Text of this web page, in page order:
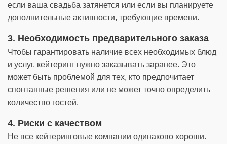
если ваша свадьба затянется или если вы планируете
дополнительные активности, требующие времени.
3. Необходимость предварительного заказа
Чтобы гарантировать наличие всех необходимых блюд
и услуг, кейтеринг нужно заказывать заранее. Это
может быть проблемой для тех, кто предпочитает
спонтанные решения или не может точно определить
количество гостей.
4. Риски с качеством
Не все кейтеринговые компании одинаково хороши.